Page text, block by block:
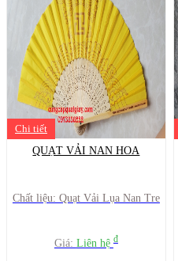
Chi tiết
QUẠT VẢI NAN HOA
Chất liệu: Quạt Vải Lụa Nan Tre
Giá: Liên hệ đ